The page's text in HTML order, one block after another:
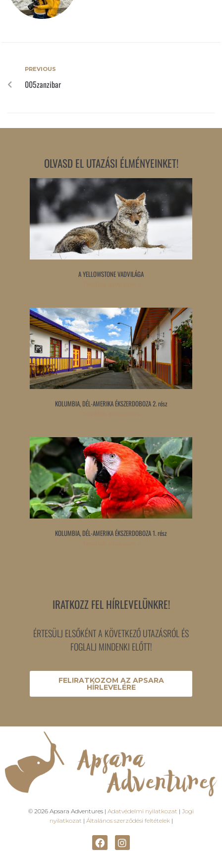
PREVIOUS
005zanzibar
OLVASD EL UTAZÁSI ÉLMÉNYEINKET!
A YELLOWSTONE VADVILÁGA
KOLUMBIA, DÉL-AMERIKA ÉKSZERDOBOZA 2. rész
KOLUMBIA, DÉL-AMERIKA ÉKSZERDOBOZA 1. rész
IRATKOZZ FEL HÍRLEVELÜNKRE!
ÉRTESÜLJ ELSŐKÉNT A KÖVETKEZŐ UTAZÁSRÓL ÉS
FOGLALJ MINDENKI ELŐTT!
FELIRATKOZOM AZ APSARA
HÍRLEVELÉRE
© 2026 Apsara Adventures | Adatvédelmi nyilatkozat | Jogi
nyilatkozat | Általános szerződési feltételek |